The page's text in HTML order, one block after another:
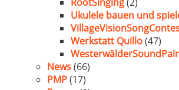
Ukulele bauen und
Werkstatt Quillo(47)
News(66)
PMP(17)